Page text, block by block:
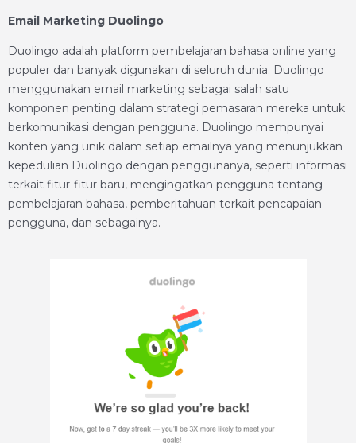
Email Marketing Duolingo
Duolingo adalah platform pembelajaran bahasa online yang
populer dan banyak digunakan di seluruh dunia. Duolingo
menggunakan email marketing sebagai salah satu
komponen penting dalam strategi pemasaran mereka untuk
berkomunikasi dengan pengguna. Duolingo mempunyai
konten yang unik dalam setiap emailnya yang menunjukkan
kepedulian Duolingo dengan penggunanya, seperti informasi
terkait fitur-fitur baru, mengingatkan pengguna tentang
pembelajaran bahasa, pemberitahuan terkait pencapaian
pengguna, dan sebagainya.